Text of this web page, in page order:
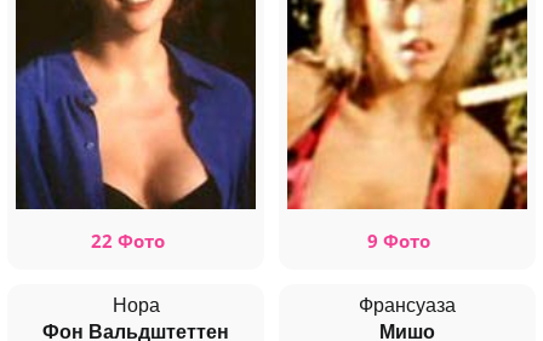
22 Фото 9 Фото
Нора
Фон Вальдштеттен
Франсуаза
Мишо